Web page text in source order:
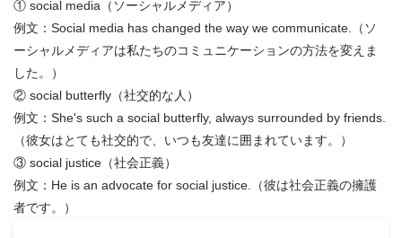
① social media（ソーシャルメディア）
例文：Social media has changed the way we communicate.（ソ
ーシャルメディアは私たちのコミュニケーションの方法を変えま
した。）
② social butterfly（社交的な人）
例文：She's such a social butterfly, always surrounded by friends.
（彼女はとても社交的で、いつも友達に囲まれています。）
③ social justice（社会正義）
例文：He is an advocate for social justice.（彼は社会正義の擁護
者です。）